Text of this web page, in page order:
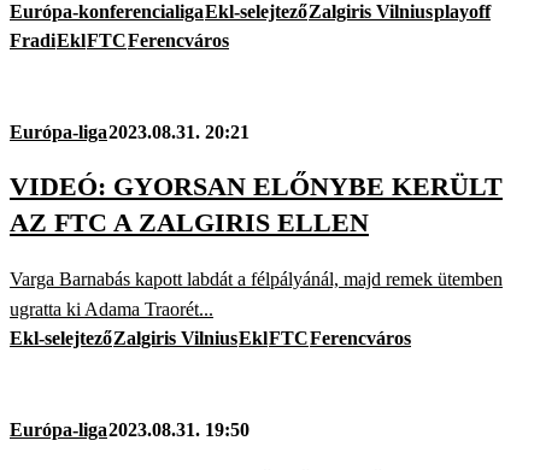
Európa-konferencialigaEkl-selejtezőZalgiris Vilniusplayoff
FradiEklFTCFerencváros
Európa-liga2023.08.31. 20:21
VIDEÓ: GYORSAN ELŐNYBE KERÜLT
AZ FTC A ZALGIRIS ELLEN
Varga Barnabás kapott labdát a félpályánál, majd remek ütemben
ugratta ki Adama Traorét...
Ekl-selejtezőZalgiris VilniusEklFTCFerencváros
Európa-liga2023.08.31. 19:50